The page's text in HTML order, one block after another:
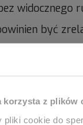
korzysta z plików
pliki cookie do
jest
dla
widocznego
być
mięsień i